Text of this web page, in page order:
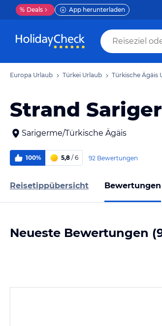
% Deals App herunterladen
Europa Urlaub Türkei Urlaub Türkische Ägäis
Strand
Sarigerme/Türkische Ägäis
100% 5,8 / 6 92 Bewertungen
Reisetippübersicht Bewertungen
Neueste Bewertungen